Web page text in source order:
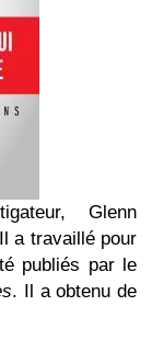
Glenn
a travaillé pour
publiés par le
. Il a obtenu de